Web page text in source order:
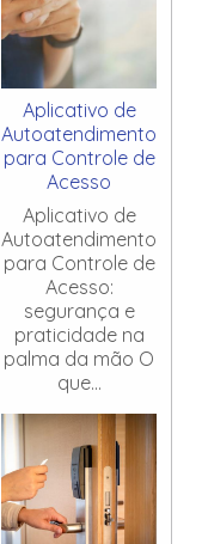
Aplicativo de
Autoatendimento
para Controle de
Acesso
Aplicativo de
Autoatendimento
para Controle de
Acesso:
segurança e
praticidade na
palma da mão O
que...